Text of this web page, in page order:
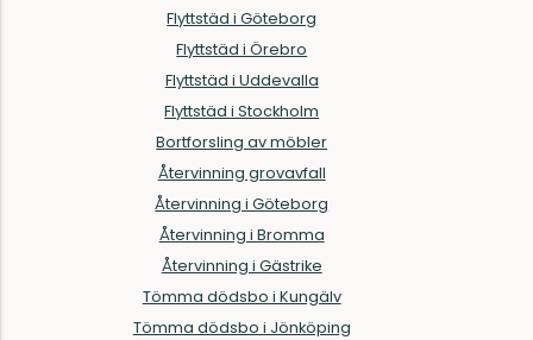
Flyttstäd i Göteborg
Flyttstäd i Örebro
Flyttstäd i Uddevalla
Flyttstäd i Stockholm
Bortforsling av möbler
Återvinning grovavfall
Återvinning i Göteborg
Återvinning i Bromma
Återvinning i Gästrike
Tömma dödsbo i Kungälv
Tömma dödsbo i Jönköping